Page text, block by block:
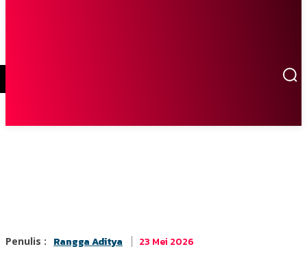
Penulis : Rangga Aditya 23 Mei 2026